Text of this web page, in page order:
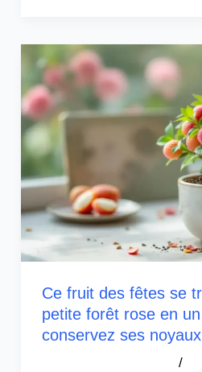
Ce fruit des fêtes se
petite forêt rose en
conservez ses
/